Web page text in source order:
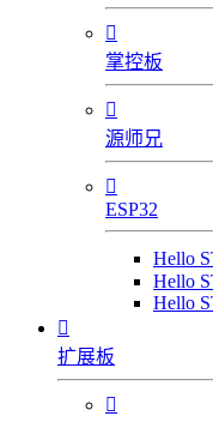

掌控板

源师兄

ESP32
Hello
Hello
Hello

扩展板
